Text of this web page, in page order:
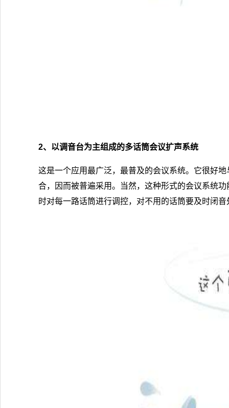
2、以调音台为主组成的多话筒会议扩声系统
这是一个应用最广泛，最普及的会议系统。它很好
合，因而被普遍采用。当然，这种形式的会议系统
时对每一路话筒进行调控，对不用的话筒要及时闭音